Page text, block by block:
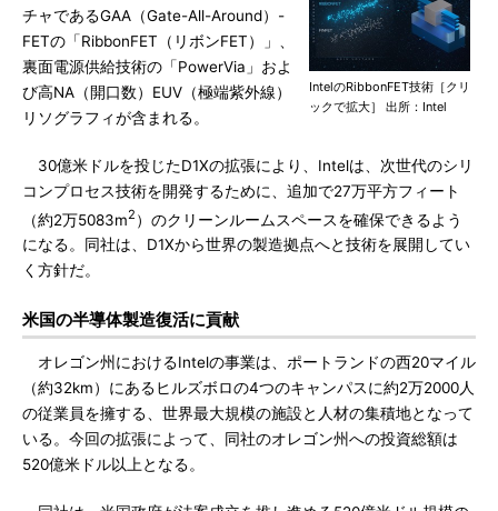
IntelのRibbonFET技術［クリ
ックで拡大］ 出所：Intel
チャであるGAA（Gate-All-Around）-
FETの「RibbonFET（リボンFET）」、
裏面電源供給技術の「PowerVia」およ
び高NA（開口数）EUV（極端紫外線）
リソグラフィが含まれる。
30億米ドルを投じたD1Xの拡張により、Intelは、次世代のシリ
コンプロセス技術を開発するために、追加で27万平方フィート
（約2万5083m2 ）のクリーンルームスペースを確保できるよう
になる。同社は、D1Xから世界の製造拠点へと技術を展開してい
く方針だ。
米国の半導体製造復活に貢献
オレゴン州におけるIntelの事業は、ポートランドの西20マイル
（約32km）にあるヒルズボロの4つのキャンパスに約2万2000人
の従業員を擁する、世界最大規模の施設と人材の集積地となって
いる。今回の拡張によって、同社のオレゴン州への投資総額は
520億米ドル以上となる。